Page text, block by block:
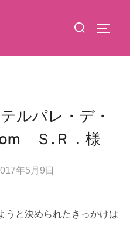
検
対
ルパレ・デ・
Ｓ.Ｒ．様
年5月9日
うと決められたきっかけは